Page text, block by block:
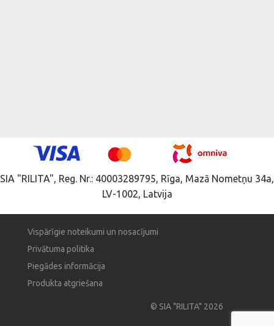
SIA "RILITA", Reg. Nr.: 40003289795, Rīga, Mazā Nometņu 34a,
LV-1002, Latvija
Vispārīgie noteikumi un nosacījumi
Privātuma politika
Piegādes informācija
Produkta atgriešana
© SIA "RILITA" 2026